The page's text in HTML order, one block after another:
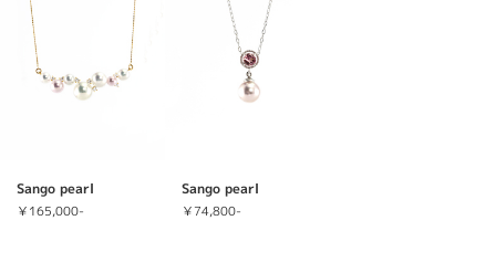
Sango pearl
￥165,000-
Sango pearl
￥74,800-